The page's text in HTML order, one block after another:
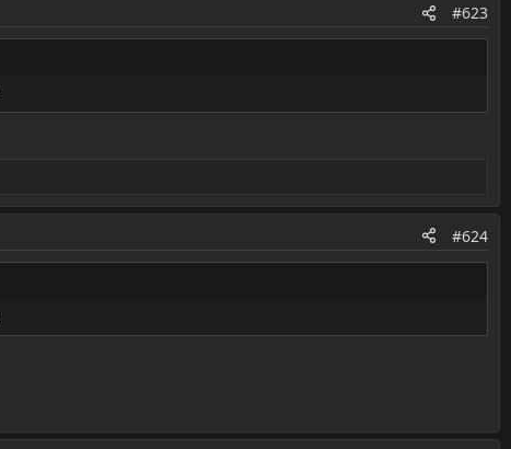
#623
#624